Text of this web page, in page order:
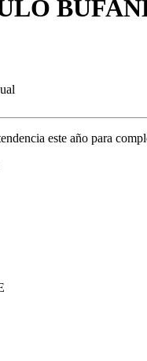
este año para